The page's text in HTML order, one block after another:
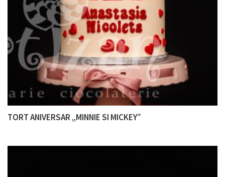
TORT ANIVERSAR „MINNIE SI MICKEY”